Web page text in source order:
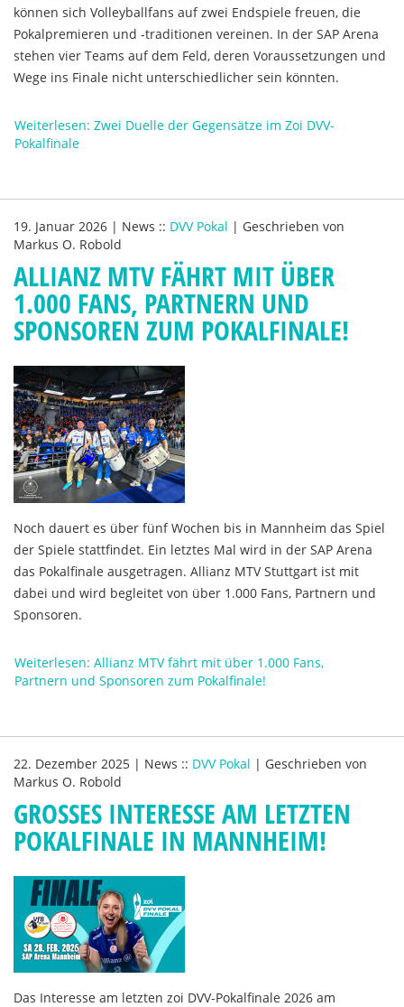
können sich Volleyballfans auf zwei Endspiele freuen, die
Pokalpremieren und -traditionen vereinen. In der SAP Arena
stehen vier Teams auf dem Feld, deren Voraussetzungen und
Wege ins Finale nicht unterschiedlicher sein könnten.
Weiterlesen: Zwei Duelle der Gegensätze im Zoi DVV-
Pokalfinale
19. Januar 2026 | News :: DVV Pokal | Geschrieben von
Markus O. Robold
ALLIANZ MTV FÄHRT MIT ÜBER
1.000 FANS, PARTNERN UND
SPONSOREN ZUM POKALFINALE!
Noch dauert es über fünf Wochen bis in Mannheim das Spiel
der Spiele stattfindet. Ein letztes Mal wird in der SAP Arena
das Pokalfinale ausgetragen. Allianz MTV Stuttgart ist mit
dabei und wird begleitet von über 1.000 Fans, Partnern und
Sponsoren.
Weiterlesen: Allianz MTV fährt mit über 1.000 Fans,
Partnern und Sponsoren zum Pokalfinale!
22. Dezember 2025 | News :: DVV Pokal | Geschrieben von
Markus O. Robold
GROSSES INTERESSE AM LETZTEN P
OKALFINALE IN MANNHEIM!
Das Interesse am letzten zoi DVV-Pokalfinale 2026 am